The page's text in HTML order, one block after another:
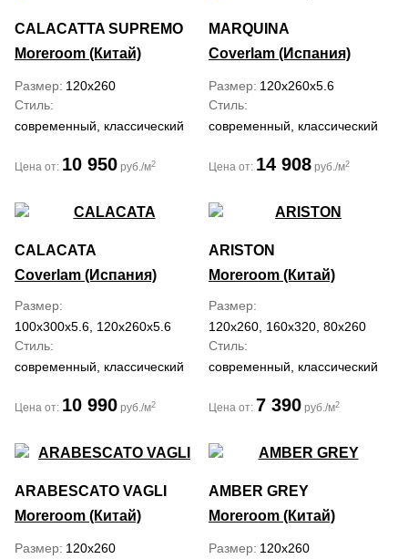
CALACATTA SUPREMO
Moreroom (Китай)
Размер 120x260
Стиль
современный, классический
Цена от: 10 950 руб./м2
MARQUINA
Coverlam (Испания)
Размер 120x260x5.6
Стиль
современный, классический
Цена от: 14 908 руб./м2
CALACATA
Coverlam (Испания)
Размер
100x300x5.6, 120x260x5.6
Стиль
современный, классический
Цена от: 10 990 руб./м2
ARISTON
Moreroom (Китай)
Размер
120x260, 160x320, 80x260
Стиль
современный, классический
Цена от: 7 390 руб./м2
ARABESCATO VAGLI
Moreroom (Китай)
Размер 120x260
AMBER GREY
Moreroom (Китай)
Размер 120x260